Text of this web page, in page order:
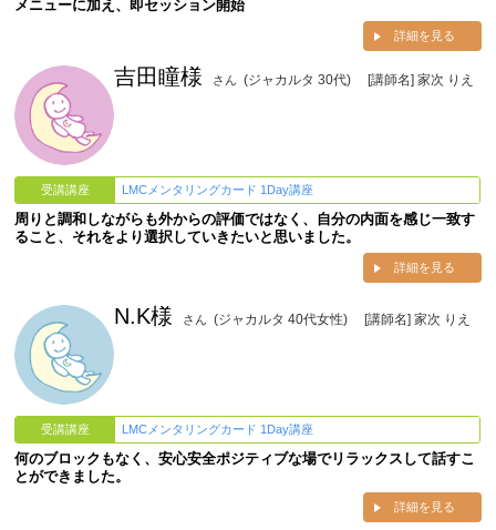
メニューに加え、即セッション開始
詳細を見る
吉田瞳様 さん (ジャカルタ 30代) [講師名] 家次 りえ
受講講座 LMCメンタリングカード 1Day講座
周りと調和しながらも外からの評価ではなく、自分の内面を感じ一致す
ること、それをより選択していきたいと思いました。
詳細を見る
N.K様 さん (ジャカルタ 40代女性) [講師名] 家次 りえ
受講講座 LMCメンタリングカード 1Day講座
何のブロックもなく、安心安全ポジティブな場でリラックスして話すこ
とができました。
詳細を見る